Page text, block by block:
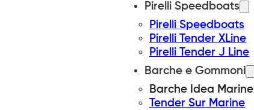
Pirelli Speedboats
Pirelli Speedboats
Pirelli Tender XLine
Pirelli Tender J Line
Barche e Gommoni
Barche Idea Marine
Tender Sur Marine